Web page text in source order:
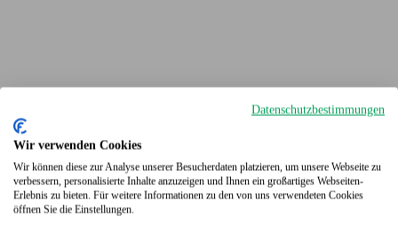
Terrassendielen
Datenschutzbestimmungen
Wir verwenden Cookies
Wir können diese zur Analyse unserer Besucherdaten platzieren, um unsere Webseite zu
verbessern, personalisierte Inhalte anzuzeigen und Ihnen ein großartiges Webseiten-
Erlebnis zu bieten. Für weitere Informationen zu den von uns verwendeten Cookies
öffnen Sie die Einstellungen.